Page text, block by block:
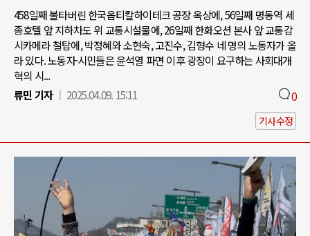
458일째 불타버린 한국옵티칼하이테크 공장 옥상에, 56일째 명동역 세
종호텔 앞 지하차도 위 교통시설물에, 26일째 한화오션 본사 앞 교통감
시카메라 철탑에, 박정혜와 소현숙, 고진수, 김형수 네 명의 노동자가 올
라 있다. 노동자·시민들은 윤석열 파면 이후 광장이 요구하는 사회대개
혁의 시...
류민 기자
2025.04.09. 15:11 0
기사수정